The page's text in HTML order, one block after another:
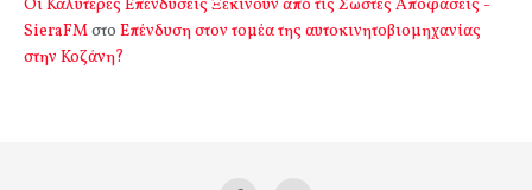
Οι Καλύτερες Επενδύσεις Ξεκινούν από τις Σωστές Αποφάσεις -
SieraFMστο Επένδυση στον τομέα της αυτοκινητοβιομηχανίας
στην Κοζάνη?